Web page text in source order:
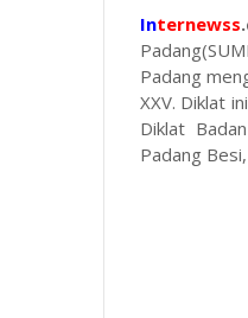
Internewss
Padang
XXV. Diklat
Diklat
Padang